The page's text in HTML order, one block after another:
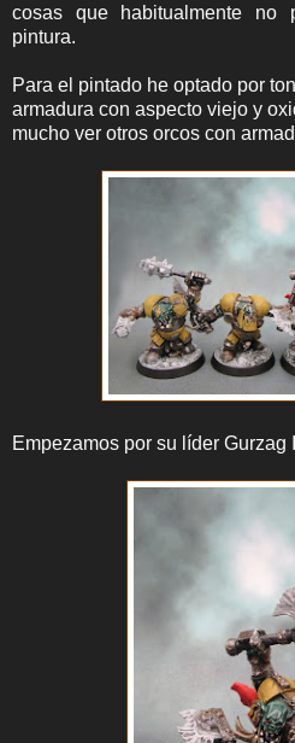
cosas que habitualmente
pintura.
Para el pintado he optado por
armadura con aspecto viejo y
mucho ver otros orcos con
Empezamos por su líder Gurzag